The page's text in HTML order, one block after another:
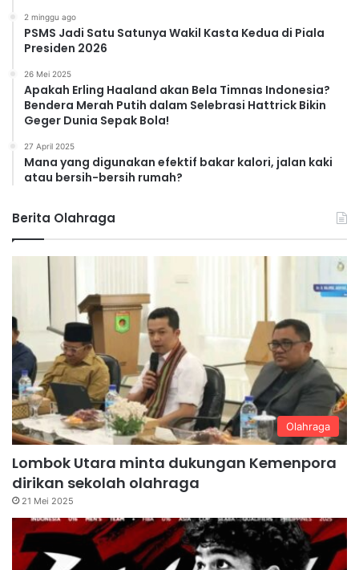
2 minggu ago
PSMS Jadi Satu Satunya Wakil Kasta Kedua di Piala
Presiden 2026
26 Mei 2025
Apakah Erling Haaland akan Bela Timnas Indonesia?
Bendera Merah Putih dalam Selebrasi Hattrick Bikin
Geger Dunia Sepak Bola!
27 April 2025
Mana yang digunakan efektif bakar kalori, jalan kaki
atau bersih-bersih rumah?
Berita Olahraga
Olahraga
Lombok Utara minta dukungan Kemenpora
dirikan sekolah olahraga
21 Mei 2025